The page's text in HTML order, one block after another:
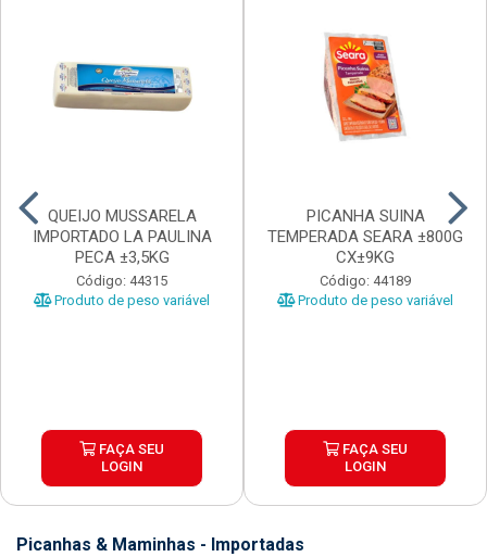
QUEIJO MUSSARELA
IMPORTADO LA PAULINA
PECA ±3,5KG
Código: 44315
Produto de peso variável
FAÇA SEU
LOGIN
PICANHA SUINA
TEMPERADA SEARA ±800G
CX±9KG
Código: 44189
Produto de peso variável
FAÇA SEU
LOGIN
Picanhas & Maminhas - Importadas